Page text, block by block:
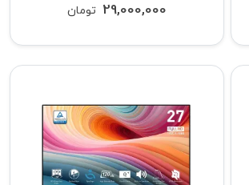
تومان 29,000,000